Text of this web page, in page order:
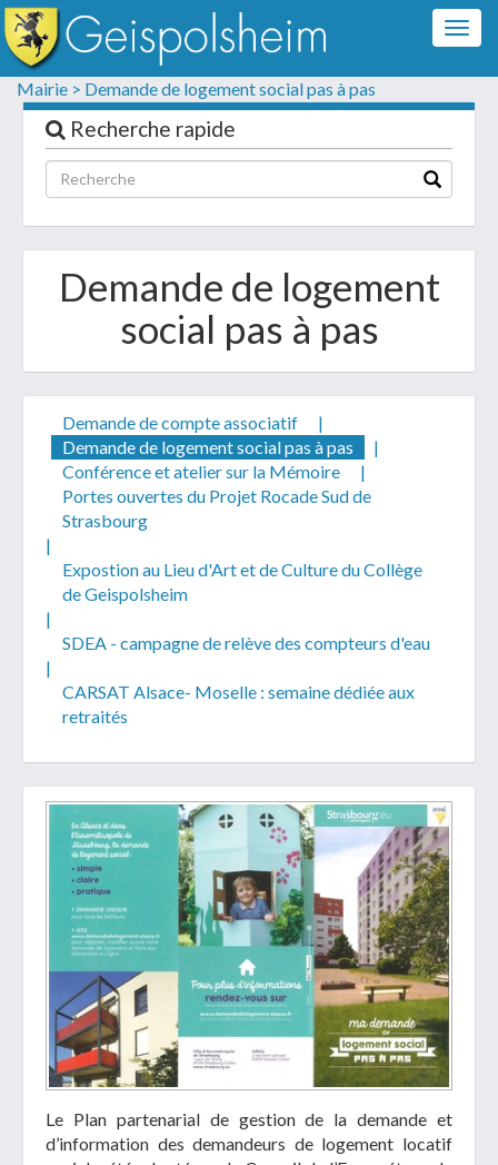
Mairie > Demande de logement social pas à pas
Recherche rapide
Demande de logement
social pas à pas
Demande de compte associatif
|
Demande de logement social pas à pas
|
Conférence et atelier sur la Mémoire
|
Portes ouvertes du Projet Rocade Sud de
Strasbourg
|
Expostion au Lieu d'Art et de Culture du Collège
de Geispolsheim
|
SDEA - campagne de relève des compteurs d'eau
|
CARSAT Alsace- Moselle : semaine dédiée aux
retraités
Le Plan partenarial de gestion de la demande et
d’information des demandeurs de logement locatif
Formulaire de contact
Les champs suivis d'un * sont obligatoires
Informations personnelles
Votre demande :
Télécharger votre fichier
Uniquement PDF (.pdf), JPEG (.jpeg / .jpg) ou
que mes données personnelles soient traitées par la
Mairie de Geispolsheim.